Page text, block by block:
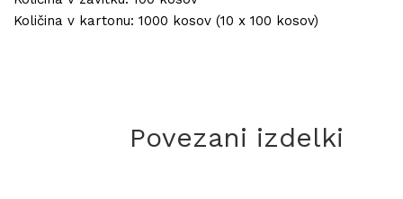
Količina v kartonu: 1000 kosov (10 x 100 kosov)
Povezani izdelki